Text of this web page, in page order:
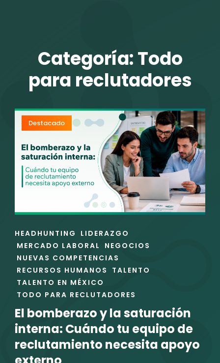
Categoría:Todo
para reclutadores
Destacado
ENLACES
DE
LAS
CATEGORÍAS
HEADHUNTING
LIDERAZGO
MERCADO LABORAL
NEGOCIOS
NUEVAS COMPETENCIAS
RECURSOS HUMANOS
TALENTO
TALENTO EN MÉXICO
TODO PARA RECLUTADORES
El bomberazo y la saturación
interna: Cuándo tu equipo de
reclutamiento necesita apoyo